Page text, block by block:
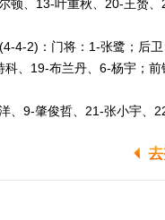
、13-叶重秋、20-王赟、
2)：门将：1-张鹭；后卫
科、19-布兰丹、6-杨宇；
9-肇俊哲、21-张小宇、